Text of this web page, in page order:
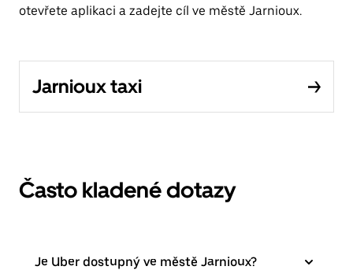
otevřete aplikaci a zadejte cíl ve městě Jarnioux.
Jarnioux taxi
Často kladené dotazy
Je Uber dostupný ve městě Jarnioux?